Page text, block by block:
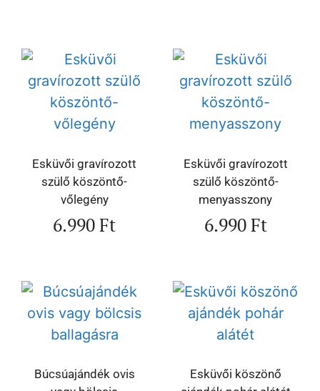
Esküvői gravírozott
szülő köszöntő-
vőlegény
6.990Ft
Esküvői gravírozott
szülő köszöntő-
menyasszony
6.990Ft
Búcsúajándék ovis
Esküvői köszönő